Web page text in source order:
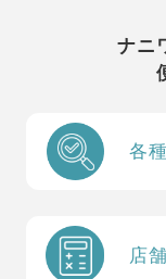
ナニ
各
店